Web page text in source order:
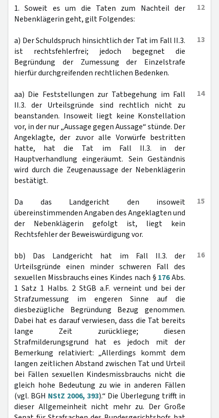
12
1. Soweit es um die Taten zum Nachteil der
Nebenklägerin geht, gilt Folgendes:
13
a) Der Schuldspruch hinsichtlich der Tat im Fall II.3.
ist rechtsfehlerfrei; jedoch begegnet die
Begründung der Zumessung der Einzelstrafe
hierfür durchgreifenden rechtlichen Bedenken.
14
aa) Die Feststellungen zur Tatbegehung im Fall
II.3. der Urteilsgründe sind rechtlich nicht zu
beanstanden. Insoweit liegt keine Konstellation
vor, in der nur „Aussage gegen Aussage“ stünde. Der
Angeklagte, der zuvor alle Vorwürfe bestritten
hatte, hat die Tat im Fall II.3. in der
Hauptverhandlung eingeräumt. Sein Geständnis
wird durch die Zeugenaussage der Nebenklägerin
bestätigt.
15
Da das Landgericht den insoweit
übereinstimmenden Angaben des Angeklagten und
der Nebenklägerin gefolgt ist, liegt kein
Rechtsfehler der Beweiswürdigung vor.
16
bb) Das Landgericht hat im Fall II.3. der
Urteilsgründe einen minder schweren Fall des
sexuellen Missbrauchs eines Kindes nach § 176Abs.
1 Satz 1 Halbs. 2 StGB a.F. verneint und bei der
Strafzumessung im engeren Sinne auf die
diesbezügliche Begründung Bezug genommen.
Dabei hat es darauf verwiesen, dass die Tat bereits
lange Zeit zurückliege; diesen
Strafmilderungsgrund hat es jedoch mit der
Bemerkung relativiert: „Allerdings kommt dem
langen zeitlichen Abstand zwischen Tat und Urteil
bei Fällen sexuellen Kindesmissbrauchs nicht die
gleich hohe Bedeutung zu wie in anderen Fällen
(vgl. BGH NStZ 2006, 393).“ Die Überlegung trifft in
dieser Allgemeinheit nicht mehr zu. Der Große